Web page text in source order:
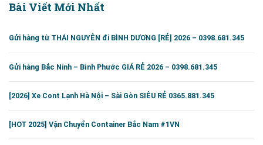
Bài Viết Mới Nhất
Gửi hàng từ THÁI NGUYÊN đi BÌNH DƯƠNG [RẺ] 2026 – 0398.681.345
Gửi hàng Bắc Ninh – Bình Phước GIÁ RẺ 2026 – 0398.681.345
[2026] Xe Cont Lạnh Hà Nội – Sài Gòn SIÊU RẺ 0365.881.345
[HOT 2025] Vận Chuyển Container Bắc Nam #1VN